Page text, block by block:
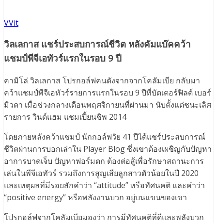
VVit
วิลเลกาส แชร์ประสบการณ์ชีวิต หลังคัมแบ๊คคว้า
แชมป์พีจีเอทัวร์แรกในรอบ 9 ปี
คามิโล่ วิลเลกาส โปรกอล์ฟคนดังจากจากโคลัมเบีย กลับมา
คว้าแชมป์พีจีเอทัวร์รายการแรกในรอบ 9 ปีที่บัตเตอร์ฟิลด์ เบอร์
มิวดา เมื่อช่วงกลางเดือนพฤศจิกายนที่ผ่านมา นับตั้งแต่ชนะเลิศ
รายการ วินด์แฮม แชมเปี้ยนชิพ 2014
โดยภายหลังคว้าแชมป์ นักกอล์ฟวัย 41 ปีได้แชร์ประสบการณ์
ชีวิตผ่านการบอกเล่าใน Player Blog ซึ่งเขาต้องเผชิญกับปัญหา
อาการบาดเจ็บ ปัญหาฟอร์มตก ต้องต่อสู้เพื่อรักษาสถานะการ
เล่นในพีจีเอทัวร์ รวมถึงการสูญเสียลูกสาวตัวน้อยในปี 2020
และเหตุผลที่มีรอยสักคำว่า “attitude” หรือทัศนคติ และคำว่า
“positive energy” หรือพลังงานบวก อยู่บนแขนของเขา
โปรกอล์ฟจากโคลัมเบียมองว่า การมีทัศนคติที่ดีและพลังบวก